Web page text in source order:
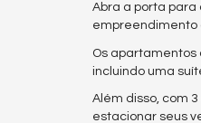
Abra a porta para
empreendimento
Os apartamentos
incluindo uma
Além disso, com
estacionar seus